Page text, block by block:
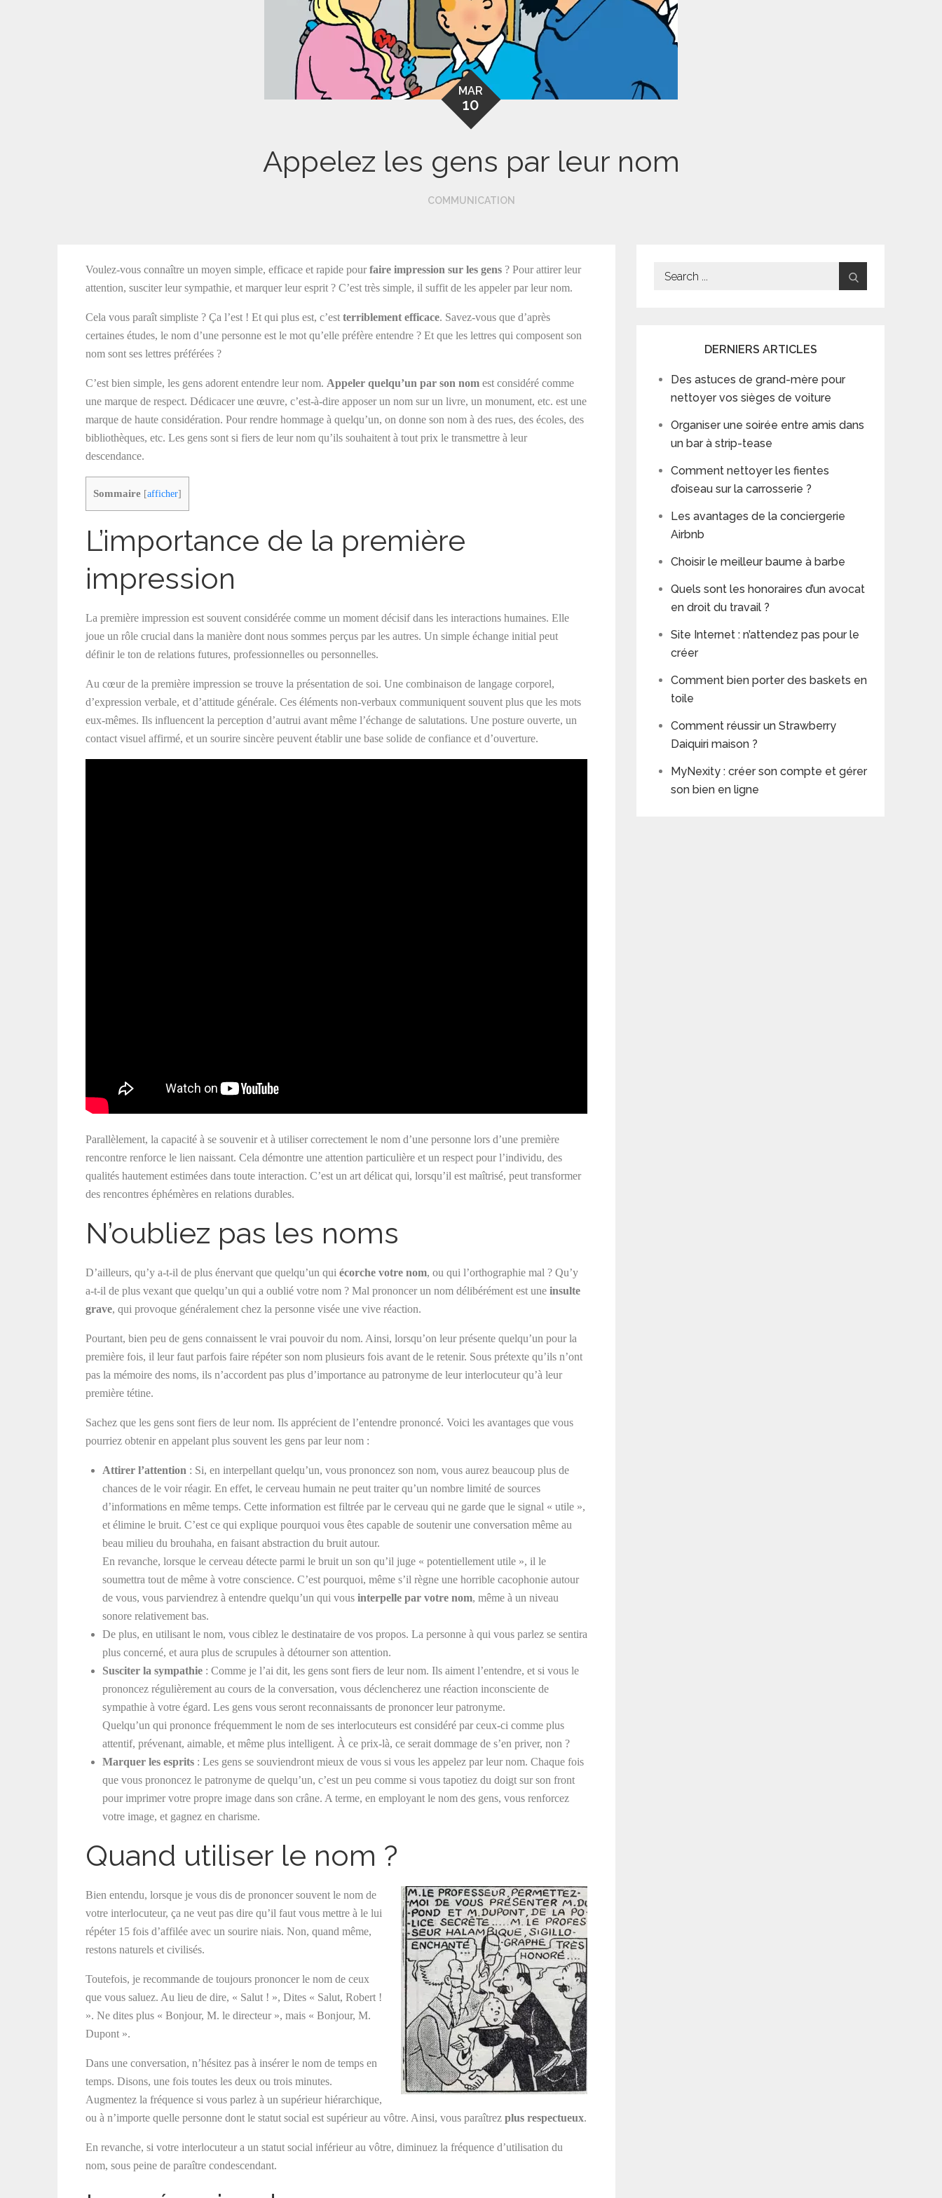
MAR
10
Appelez les gens par leur nom
COMMUNICATION
Voulez-vous connaître un moyen simple, efficace et rapide pourfaire impression sur les gens ? Pour attirer leur
attention, susciter leur sympathie, et marquer leur esprit ? C’est très simple, il suffit de les appeler par leur nom.
Cela vous paraît simpliste ? Ça l’est ! Et qui plus est, c’est terriblement efficace. Savez-vous que d’après
certaines études, le nom d’une personne est le mot qu’elle préfère entendre ? Et que les lettres qui composent son
nom sont ses lettres préférées ?
C’est bien simple, les gens adorent entendre leur nom. Appeler quelqu’un par son nom est considéré comme
une marque de respect. Dédicacer une œuvre, c’est-à-dire apposer un nom sur un livre, un monument, etc. est une
marque de haute considération. Pour rendre hommage à quelqu’un, on donne son nom à des rues, des écoles, des
bibliothèques, etc. Les gens sont si fiers de leur nom qu’ils souhaitent à tout prix le transmettre à leur
descendance.
Sommaire [afficher]
L’importance de la première
impression
La première impression est souvent considérée comme un moment décisif dans les interactions humaines. Elle
joue un rôle crucial dans la manière dont nous sommes perçus par les autres. Un simple échange initial peut
définir le ton de relations futures, professionnelles ou personnelles.
Au cœur de la première impression se trouve la présentation de soi. Une combinaison de langage corporel,
d’expression verbale, et d’attitude générale. Ces éléments non-verbaux communiquent souvent plus que les mots
eux-mêmes. Ils influencent la perception d’autrui avant même l’échange de salutations. Une posture ouverte, un
contact visuel affirmé, et un sourire sincère peuvent établir une base solide de confiance et d’ouverture.
Parallèlement, la capacité à se souvenir et à utiliser correctement le nom d’une personne lors d’une première
rencontre renforce le lien naissant. Cela démontre une attention particulière et un respect pour l’individu, des
qualités hautement estimées dans toute interaction. C’est un art délicat qui, lorsqu’il est maîtrisé, peut transformer
des rencontres éphémères en relations durables.
N’oubliez pas les noms
D’ailleurs, qu’y a-t-il de plus énervant que quelqu’un qui écorche votre nom, ou qui l’orthographie mal ? Qu’y
a-t-il de plus vexant que quelqu’un qui a oublié votre nom ? Mal prononcer un nom délibérément est une insulte
grave, qui provoque généralement chez la personne visée une vive réaction.
Pourtant, bien peu de gens connaissent le vrai pouvoir du nom. Ainsi, lorsqu’on leur présente quelqu’un pour la
première fois, il leur faut parfois faire répéter son nom plusieurs fois avant de le retenir. Sous prétexte qu’ils n’ont
pas la mémoire des noms, ils n’accordent pas plus d’importance au patronyme de leur interlocuteur qu’à leur
première tétine.
Sachez que les gens sont fiers de leur nom. Ils apprécient de l’entendre prononcé. Voici les avantages que vous
pourriez obtenir en appelant plus souvent les gens par leur nom :
Attirer l’attention : Si, en interpellant quelqu’un, vous prononcez son nom, vous aurez beaucoup plus de
chances de le voir réagir. En effet, le cerveau humain ne peut traiter qu’un nombre limité de sources
d’informations en même temps. Cette information est filtrée par le cerveau qui ne garde que le signal « utile »,
et élimine le bruit. C’est ce qui explique pourquoi vous êtes capable de soutenir une conversation même au
beau milieu du brouhaha, en faisant abstraction du bruit autour.
En revanche, lorsque le cerveau détecte parmi le bruit un son qu’il juge « potentiellement utile », il le
soumettra tout de même à votre conscience. C’est pourquoi, même s’il règne une horrible cacophonie autour
de vous, vous parviendrez à entendre quelqu’un qui vous interpelle par votre nom, même à un niveau
sonore relativement bas.
De plus, en utilisant le nom, vous ciblez le destinataire de vos propos. La personne à qui vous parlez se sentira
plus concerné, et aura plus de scrupules à détourner son attention.
Susciter la sympathie : Comme je l’ai dit, les gens sont fiers de leur nom. Ils aiment l’entendre, et si vous le
prononcez régulièrement au cours de la conversation, vous déclencherez une réaction inconsciente de
sympathie à votre égard. Les gens vous seront reconnaissants de prononcer leur patronyme.
Quelqu’un qui prononce fréquemment le nom de ses interlocuteurs est considéré par ceux-ci comme plus
attentif, prévenant, aimable, et même plus intelligent. À ce prix-là, ce serait dommage de s’en priver, non ?
Marquer les esprits : Les gens se souviendront mieux de vous si vous les appelez par leur nom. Chaque fois
que vous prononcez le patronyme de quelqu’un, c’est un peu comme si vous tapotiez du doigt sur son front
pour imprimer votre propre image dans son crâne. A terme, en employant le nom des gens, vous renforcez
votre image, et gagnez en charisme.
Quand utiliser le nom ?
Bien entendu, lorsque je vous dis de prononcer souvent le nom de
votre interlocuteur, ça ne veut pas dire qu’il faut vous mettre à le lui
répéter 15 fois d’affilée avec un sourire niais. Non, quand même,
restons naturels et civilisés.
Toutefois, je recommande de toujours prononcer le nom de ceux
que vous saluez. Au lieu de dire, « Salut ! », Dites « Salut, Robert !
». Ne dites plus « Bonjour, M. le directeur », mais « Bonjour, M.
Dupont ».
Dans une conversation, n’hésitez pas à insérer le nom de temps en
temps. Disons, une fois toutes les deux ou trois minutes.
Augmentez la fréquence si vous parlez à un supérieur hiérarchique,
ou à n’importe quelle personne dont le statut social est supérieur au vôtre. Ainsi, vous paraîtrez plus respectueux.
En revanche, si votre interlocuteur a un statut social inférieur au vôtre, diminuez la fréquence d’utilisation du
nom, sous peine de paraître condescendant.
Search
DERNIERS ARTICLES
Des astuces de grand-mère pour
nettoyer vos sièges de voiture
Organiser une soirée entre amis dans
un bar à strip-tease
Comment nettoyer les fientes
d’oiseau sur la carrosserie ?
Les avantages de la conciergerie
Airbnb
Choisir le meilleur baume à barbe
Quels sont les honoraires d’un avocat
en droit du travail ?
Site Internet : n’attendez pas pour le
créer
Comment bien porter des baskets en
toile
Comment réussir un Strawberry
Daiquiri maison ?
MyNexity : créer son compte et gérer
son bien en ligne